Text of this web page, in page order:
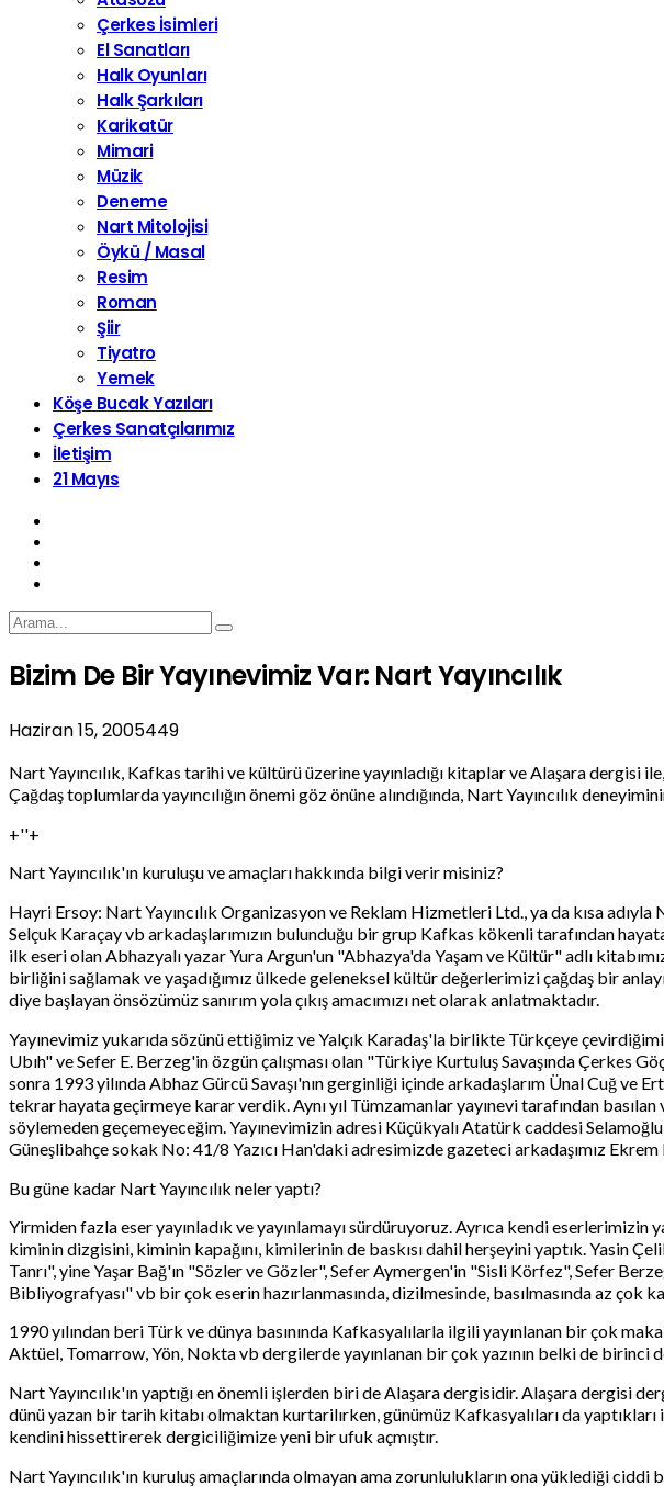
Çerkes İsimleri
El Sanatları
Halk Oyunları
Halk Şarkıları
Karikatür
Mimari
Müzik
Deneme
Nart Mitolojisi
Öykü / Masal
Resim
Roman
Şiir
Tiyatro
Yemek
Köşe Bucak Yazıları
Çerkes Sanatçılarımız
İletişim
21 Mayıs
Bizim De Bir Yayınevimiz Var: Nart Yayıncılık
Haziran 15, 2005449
Nart Yayıncılık, Kafkas tarihi ve kültürü üzerine yayınladığı kitaplar ve Alaşara
Çağdaş toplumlarda yayıncılığın önemi göz önüne alındığında, Nart Yayıncılık
+''+
Nart Yayıncılık'ın kuruluşu ve amaçları hakkında bilgi verir misiniz?
Hayri Ersoy: Nart Yayıncılık Organizasyon ve Reklam Hizmetleri Ltd., ya da kısa adıyla
Selçuk Karaçay vb arkadaşlarımızın bulunduğu bir grup Kafkas kökenli tarafından
ilk eseri olan Abhazyalı yazar Yura Argun'un "Abhazya'da Yaşam ve Kültür" adlı
birliğini sağlamak ve yaşadığımız ülkede geleneksel kültür değerlerimizi çağdaş bir
diye başlayan önsözümüz sanırım yola çıkış amacımızı net olarak anlatmaktadır.
Yayınevimiz yukarıda sözünü ettiğimiz ve Yalçık Karadaş'la birlikte Türkçeye
Ubıh" ve Sefer E. Berzeg'in özgün çalışması olan "Türkiye Kurtuluş Savaşında Çerkes
sonra 1993 yilında Abhaz Gürcü Savaşı'nın gerginliği içinde arkadaşlarım Ünal Cuğ
tekrar hayata geçirmeye karar verdik. Aynı yıl Tümzamanlar yayınevi tarafından
söylemeden geçemeyeceğim. Yayınevimizin adresi Küçükyalı Atatürk caddesi Selamoğlu
Güneşlibahçe sokak No: 41/8 Yazıcı Han'daki adresimizde gazeteci arkadaşımız
Bu güne kadar Nart Yayıncılık neler yaptı?
Yirmiden fazla eser yayınladık ve yayınlamayı sürdüruyoruz. Ayrıca kendi
kiminin dizgisini, kiminin kapağını, kimilerinin de baskısı dahil herşeyini yaptık. Yasin
Tanrı", yine Yaşar Bağ'ın "Sözler ve Gözler", Sefer Aymergen'in "Sisli Körfez", Sefer
Bibliyografyası" vb bir çok eserin hazırlanmasında, dizilmesinde, basılmasında az çok
1990 yılından beri Türk ve dünya basınında Kafkasyalılarla ilgili yayınlanan bir çok
Aktüel, Tomarrow, Yön, Nokta vb dergilerde yayınlanan bir çok yazının belki de birinci
Nart Yayıncılık'ın yaptığı en önemli işlerden biri de Alaşara dergisidir. Alaşara
dünü yazan bir tarih kitabı olmaktan kurtarilırken, günümüz Kafkasyalıları da
kendini hissettirerek dergiciliğimize yeni bir ufuk açmıştır.
Nart Yayıncılık'ın kuruluş amaçlarında olmayan ama zorunlulukların ona yüklediği